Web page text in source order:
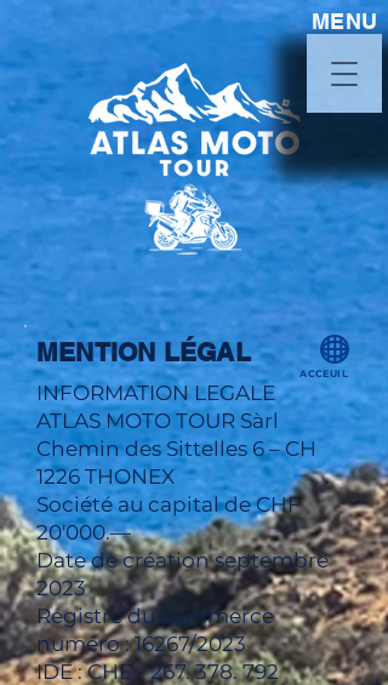
MENU
MENTION LÉGAL
INFORMATION LEGALE
ATLAS MOTO TOUR Sàrl
Chemin des Sittelles 6 – CH
1226 THONEX
Société au capital de CHF
20'000.—
Date de création septembre
2023
Registre du commerce
numéro : 16267/2023
IDE : CHE -267. 378. 792
ACCEUIL